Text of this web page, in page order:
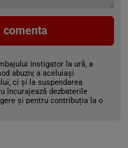
comenta
instigator la ură, a
abuziv, a aceluiași
ci și la suspendarea
încurajează dezbaterile
și pentru contribuția la o